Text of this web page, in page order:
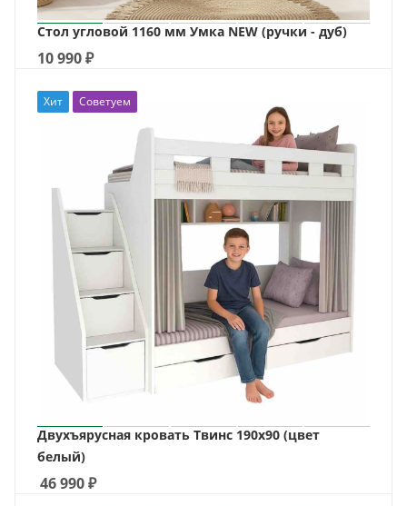
Стол угловой 1160 мм Умка NEW (ручки - дуб)
10 990₽
Хит Советуем
Двухъярусная кровать Твинс 190х90 (цвет
белый)
46 990₽